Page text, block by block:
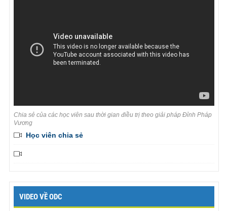
Chia sẻ của các học viên sau thời gian điều trị theo giải pháp Đỉnh Pháp
Vương
Học viên chia sẻ
VIDEO VỀ ODC